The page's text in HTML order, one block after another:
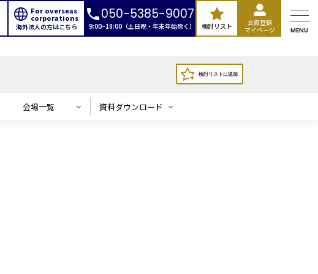
For overseas
corporations
海外法人の方はこちら
050-5385-9007
9:00~18:00（土日祝・年末年始除く） 検討リスト
会員登録
マイページ
MENU
会場一覧 資料ダウンロード